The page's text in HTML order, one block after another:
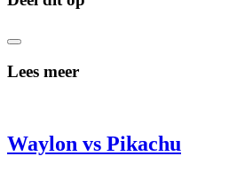
Lees meer
Waylon vs Pikachu